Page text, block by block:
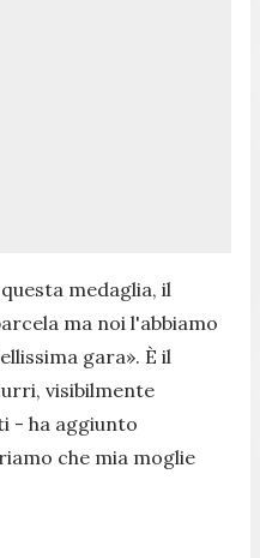
medaglia, il
ma noi l'abbiamo
gara». È il
visibilmente
- ha aggiunto
che mia moglie